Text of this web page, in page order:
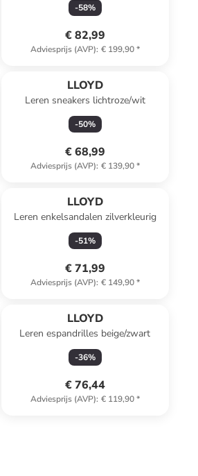
-58%
€ 82,99
Adviesprijs (AVP): € 199,90*
LLOYD
Leren sneakers lichtroze/wit
-50%
€ 68,99
Adviesprijs (AVP): € 139,90*
LLOYD
Leren enkelsandalen zilverkleurig
-51%
€ 71,99
Adviesprijs (AVP): € 149,90*
LLOYD
Leren espandrilles beige/zwart
-36%
€ 76,44
Adviesprijs (AVP): € 119,90*